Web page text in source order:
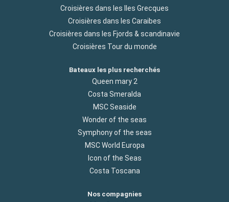
Croisières dans les Iles Grecques
Croisières dans les Caraibes
Croisières dans les Fjords & scandinavie
Croisières Tour du monde
Bateaux les plus recherchés
Queen mary 2
Costa Smeralda
MSC Seaside
Wonder of the seas
Symphony of the seas
MSC World Europa
Icon of the Seas
Costa Toscana
Nos compagnies